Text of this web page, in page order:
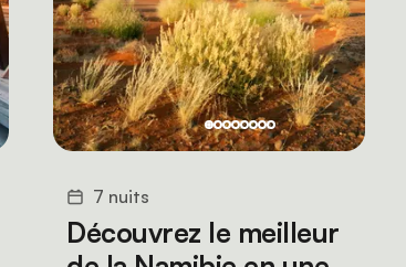
7 nuits
Découvrez le meilleur